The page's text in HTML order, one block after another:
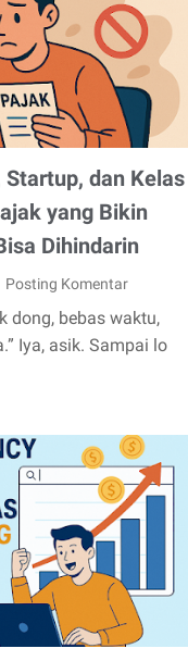
dan Kelas
yang Bikin
Dihindarin
Posting Komentar
dong, bebas waktu,
Iya, asik. Sampai lo